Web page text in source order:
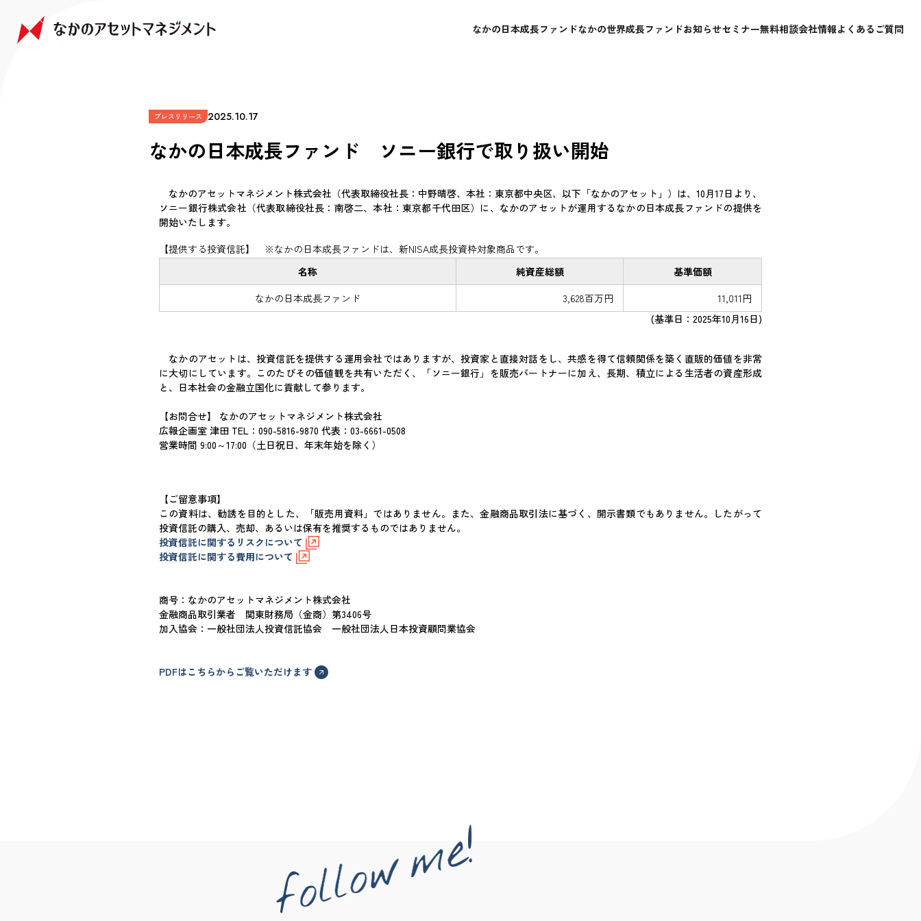
なかの日本成長ファンド
なかの日本成長ファンド
なかの世界成長ファンド
なかの世界成長ファンド
お知らせセミナー無料相談会社情報
会社情報
よくあるご質問
よくあるご質問
プレスリリース 2025.10.17
なかの日本成長ファンド ソニー銀行で取り扱い開始
なかのアセットマネジメント株式会社（代表取締役社長：中野晴啓、本社：東京都中央区、以下「なかのアセット」）は、10月17日より、
ソニー銀行株式会社（代表取締役社長：南啓二、本社：東京都千代田区）に、なかのアセットが運用するなかの日本成長ファンドの提供を
開始いたします。
【提供する投資信託】 ※なかの日本成長ファンドは、新NISA成長投資枠対象商品です。
名称
純資産総額
基準価額
なかの日本成長ファンド
3,628百万円
11,011円
(基準日：2025年10月16日)
なかのアセットは、投資信託を提供する運用会社ではありますが、投資家と直接対話をし、共感を得て信頼関係を築く直販的価値を非常
に大切にしています。このたびその価値観を共有いただく、「ソニー銀行」を販売パートナーに加え、長期、積立による生活者の資産形成
と、日本社会の金融立国化に貢献して参ります。
【お問合せ】 なかのアセットマネジメント株式会社
広報企画室 津田 TEL：090-5816-9870 代表：03-6661-0508
営業時間 9:00～17:00（土日祝日、年末年始を除く）
【ご留意事項】
この資料は、勧誘を目的とした、「販売用資料」ではありません。また、金融商品取引法に基づく、開示書類でもありません。したがって
投資信託の購入、売却、あるいは保有を推奨するものではありません。
投資信託に関するリスクについて
投資信託に関する費用について
商号：なかのアセットマネジメント株式会社
金融商品取引業者 関東財務局（金商）第3406号
加入協会：一般社団法人投資信託協会 一般社団法人日本投資顧問業協会
PDFはこちらからご覧いただけます